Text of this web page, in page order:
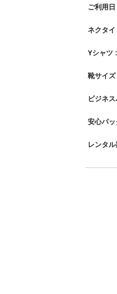
ご利用日
ネクタイ
Yシャツ :
靴サイズ
ビジネ
安心パッ
レンタ